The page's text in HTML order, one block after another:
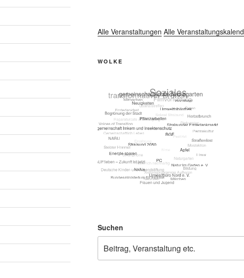
Alle Veranstaltungen Alle
WOLKE
Suchen